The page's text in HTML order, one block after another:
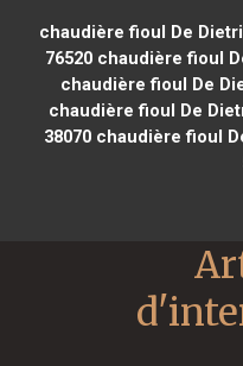
chaudière fioul De
76520chaudière fioul
chaudière fioul De
chaudière fioul De
38070chaudière fioul